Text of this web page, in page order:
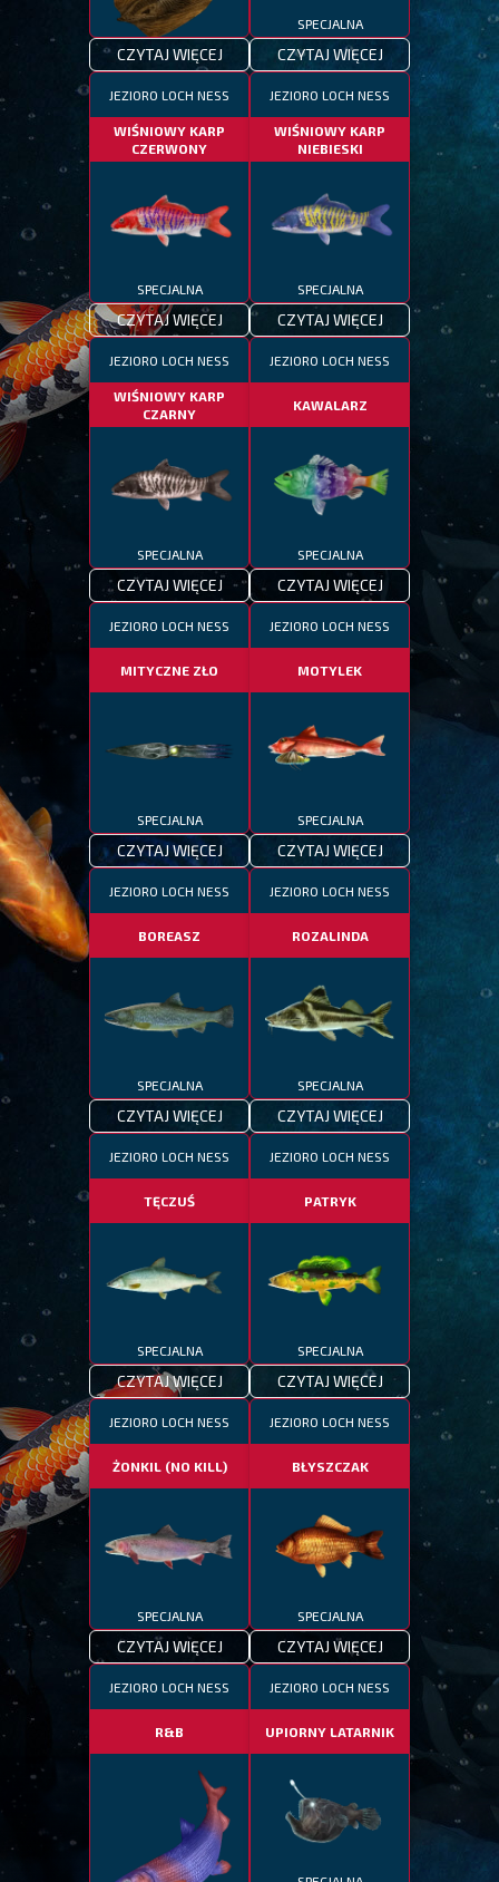
SPECJALNA
CZYTAJ WIĘCEJ
SPECJALNA
CZYTAJ WIĘCEJ
JEZIORO LOCH NESS
WIŚNIOWY KARP
CZERWONY
SPECJALNA
CZYTAJ WIĘCEJ
JEZIORO LOCH NESS
WIŚNIOWY KARP
NIEBIESKI
SPECJALNA
CZYTAJ WIĘCEJ
JEZIORO LOCH NESS
WIŚNIOWY KARP
CZARNY
SPECJALNA
CZYTAJ WIĘCEJ
JEZIORO LOCH NESS
KAWALARZ
SPECJALNA
CZYTAJ WIĘCEJ
JEZIORO LOCH NESS
MITYCZNE ZŁO
SPECJALNA
CZYTAJ WIĘCEJ
JEZIORO LOCH NESS
MOTYLEK
SPECJALNA
CZYTAJ WIĘCEJ
JEZIORO LOCH NESS
BOREASZ
SPECJALNA
CZYTAJ WIĘCEJ
JEZIORO LOCH NESS
ROZALINDA
SPECJALNA
CZYTAJ WIĘCEJ
JEZIORO LOCH NESS
TĘCZUŚ
SPECJALNA
CZYTAJ WIĘCEJ
JEZIORO LOCH NESS
PATRYK
SPECJALNA
CZYTAJ WIĘCEJ
JEZIORO LOCH NESS
ŻONKIL (NO KILL)
SPECJALNA
CZYTAJ WIĘCEJ
JEZIORO LOCH NESS
BŁYSZCZAK
SPECJALNA
CZYTAJ WIĘCEJ
JEZIORO LOCH NESS
R&B
JEZIORO LOCH NESS
UPIORNY LATARNIK